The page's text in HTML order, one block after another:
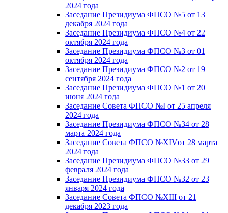
2024 года
Заседание Президиума ФПСО №5 от 13
декабря 2024 года
Заседание Президиума ФПСО №4 от 22
октября 2024 года
Заседание Президиума ФПСО №3 от 01
октября 2024 года
Заседание Президиума ФПСО №2 от 19
сентября 2024 года
Заседание Президиума ФПСО №1 от 20
июня 2024 года
Заседание Совета ФПСО №I от 25 апреля
2024 года
Заседание Президиума ФПСО №34 от 28
марта 2024 года
Заседание Совета ФПСО №XIVот 28 марта
2024 года
Заседание Президиума ФПСО №33 от 29
февраля 2024 года
Заседание Президиума ФПСО №32 от 23
января 2024 года
Заседание Совета ФПСО №XIII от 21
декабря 2023 года